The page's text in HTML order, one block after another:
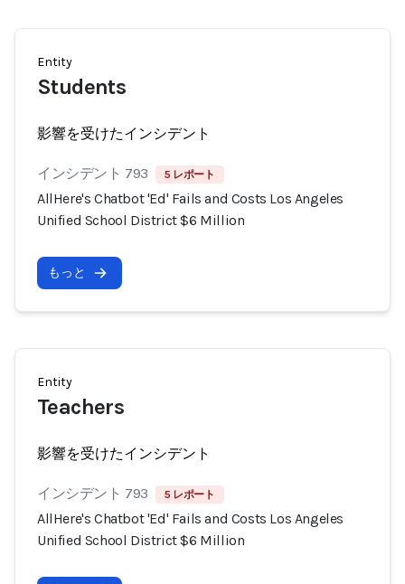
Entity
Students
影響を受けたインシデント
インシデント 793 5 レポート
AllHere's Chatbot 'Ed' Fails and Costs Los Angeles
Unified School District $6 Million
もっと
Entity
Teachers
影響を受けたインシデント
インシデント 793 5 レポート
AllHere's Chatbot 'Ed' Fails and Costs Los Angeles
Unified School District $6 Million